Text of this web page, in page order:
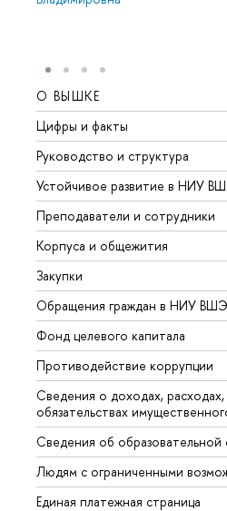
О ВЫШКЕ
Цифры и факты
Руководство и структура
Устойчивое развитие в НИУ
Преподаватели и сотрудники
Корпуса и общежития
Закупки
Обращения граждан в НИУ ВШЭ
Фонд целевого капитала
Противодействие коррупции
Сведения о доходах,
обязательствах
Сведения об образовательной
Людям с ограниченными
Единая платежная страница